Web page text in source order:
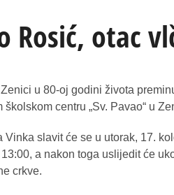
Rosić, otac
u 80-oj godini života
centru „Sv. Pavao“ u
slavit će se u utorak, 17.
a nakon toga uslijedit će
crkve.